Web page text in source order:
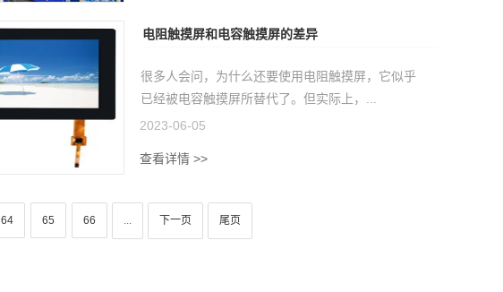
电阻触摸屏和电容触摸屏的差异
很多人会问，为什么还要使用电阻触摸屏，它似乎
已经被电容触摸屏所替代了。但实际上，...
2023-06-05
查看详情 >>
64 65 66 ... 下一页 尾页